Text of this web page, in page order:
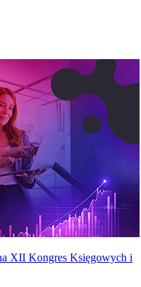
XII Kongres Księgowych i